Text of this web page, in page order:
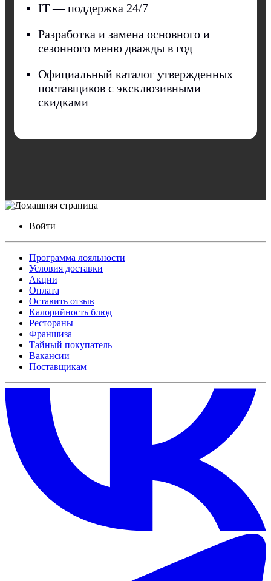
IT — поддержка 24/7
Разработка и замена основного и
сезонного меню дважды в год
Официальный каталог утвержденных
поставщиков с эксклюзивными
скидками
Войти
Программа лояльности
Условия доставки
Акции
Оплата
Оставить отзыв
Калорийность блюд
Рестораны
Франшиза
Тайный покупатель
Вакансии
Поставщикам